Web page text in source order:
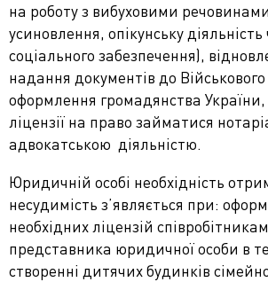
на роботу з вибуховими
усиновлення, опікунську
соціального забезпечення),
надання документів до Військового
оформлення громадянства
ліцензії на право займатися
адвокатською діяльністю.
Юридичній особі необхідність
несудимість з’являється при:
необхідних ліцензій
представника юридичної особи в
створенні дитячих будинків